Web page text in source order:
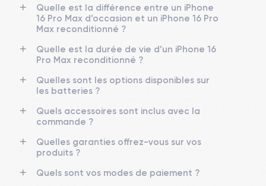
Quelle est la différence entre un iPhone
16 Pro Max d’occasion et un iPhone 16 Pro
Max reconditionné ?
Quelle est la durée de vie d’un iPhone 16
Pro Max reconditionné ?
Quelles sont les options disponibles sur
les batteries ?
Quels accessoires sont inclus avec la
commande ?
Quelles garanties offrez-vous sur vos
produits ?
Quels sont vos modes de paiement ?